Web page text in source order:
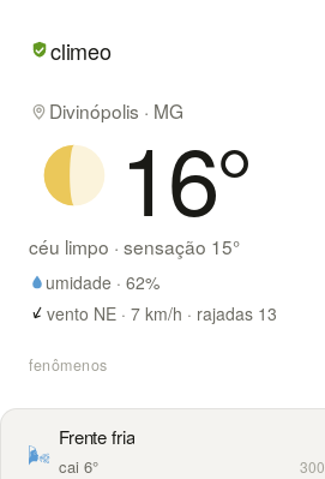
Em Divinópolis/MG hoje: céu
climeo
Divinópolis · MG
16°
céu limpo · sensação 15°
umidade · 62%
vento NE · 7 km/h · rajadas 13
fenômenos
🌬️
Frente fria
cai 6°